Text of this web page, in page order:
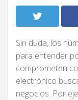
Sin duda, los
para entender
comprometen
electrónico
negocios. Por